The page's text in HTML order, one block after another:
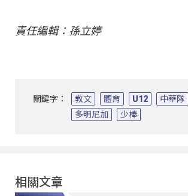
責任編輯：孫立婷
關鍵字： 教文 體育 U12
中華隊
多明尼加
少棒
相關文章